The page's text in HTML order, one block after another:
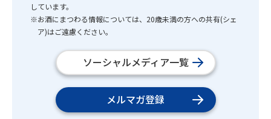
しています。
※お酒にまつわる情報については、20歳未満の方への共有(シェ
ア)はご遠慮ください。
ソーシャルメディア一覧
メルマガ登録